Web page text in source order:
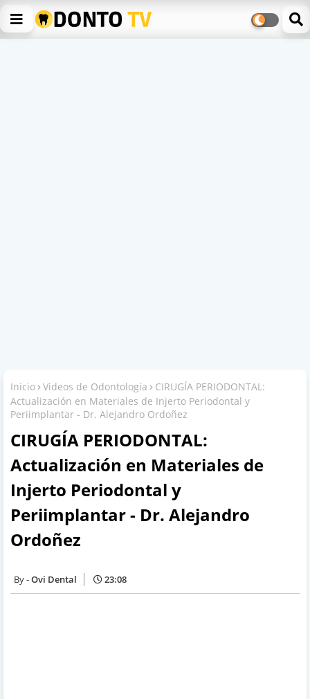
Inicio Videos de Odontología
CIRUGÍA PERIODONTAL:
Actualización en Materiales de Injerto Periodontal y
Periimplantar - Dr. Alejandro Ordoñez
CIRUGÍA PERIODONTAL:
Actualización en Materiales de
Injerto Periodontal y
Periimplantar - Dr. Alejandro
Ordoñez
Ovi Dental 23:08